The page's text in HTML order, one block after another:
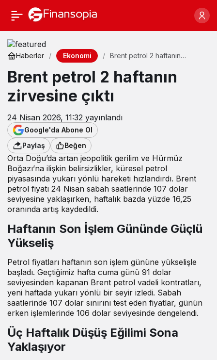
Haberler Ekonomi
Brent petrol 2 haftanın
Brent petrol 2 haftanın
zirvesine çıktı
24 Nisan 2026, 11:32 yayınlandı
Google'da Abone Ol
Paylaş
Beğen
Orta Doğu’da artan jeopolitik gerilim ve Hürmüz
Boğazı’na ilişkin belirsizlikler, küresel petrol
piyasasında yukarı yönlü hareketi hızlandırdı. Brent
petrol fiyatı 24 Nisan sabah saatlerinde 107 dolar
seviyesine yaklaşırken, haftalık bazda yüzde 16,25
oranında artış kaydedildi.
Haftanın Son İşlem Gününde Güçlü
Yükseliş
Petrol fiyatları haftanın son işlem gününe yükselişle
başladı. Geçtiğimiz hafta cuma günü 91 dolar
seviyesinden kapanan Brent petrol vadeli kontratları,
yeni haftada yukarı yönlü bir seyir izledi. Sabah
saatlerinde 107 dolar sınırını test eden fiyatlar, günün
erken işlemlerinde 106 dolar seviyesinde dengelendi.
Üç Haftalık Düşüş Eğilimi Sona
Yaklaşıyor